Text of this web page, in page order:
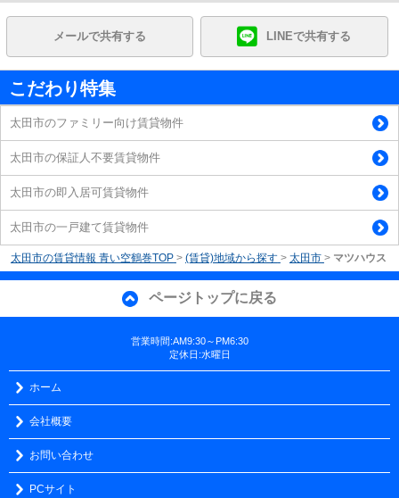
メールで共有する LINEで共有する
こだわり特集
太田市のファミリー向け賃貸物件
太田市の保証人不要賃貸物件
太田市の即入居可賃貸物件
太田市の一戸建て賃貸物件
太田市の賃貸情報 青い空鶴巻TOP > (賃貸)地域から探す > 太田市 > マツハウス
ページトップに戻る
営業時間:AM9:30～PM6:30
定休日:水曜日
ホーム
会社概要
お問い合わせ
PCサイト